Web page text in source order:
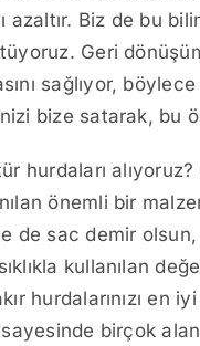
azaltır. Biz de bu
Geri
sağlıyor,
bize satarak, bu
hurdaları
önemli bir
de sac demir
kullanılan
hurdalarınızı en
sayesinde birçok